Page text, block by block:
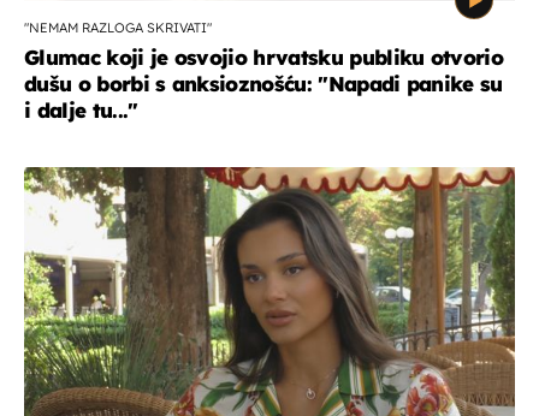
"NEMAM RAZLOGA SKRIVATI"
Glumac koji je osvojio hrvatsku publiku otvorio
dušu o borbi s anksioznošću: "Napadi panike su
i dalje tu..."